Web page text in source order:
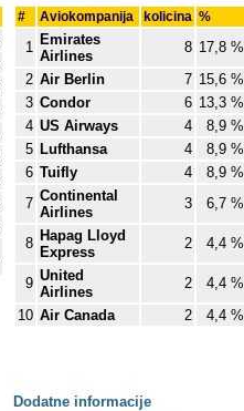
# Aviokompanija kolicina %
1 Emirates
Airlines
8 17,8 %
2 Air Berlin 7 15,6 %
3 Condor 6 13,3 %
4 US Airways 4
8,9 %
5 Lufthansa 4
8,9 %
6 Tuifly 4
8,9 %
7 Continental
Airlines
3 6,7 %
8 Hapag Lloyd
Express
2 4,4 %
9 United
Airlines
2
4,4 %
10 Air Canada 2 4,4 %
Dodatne informacije